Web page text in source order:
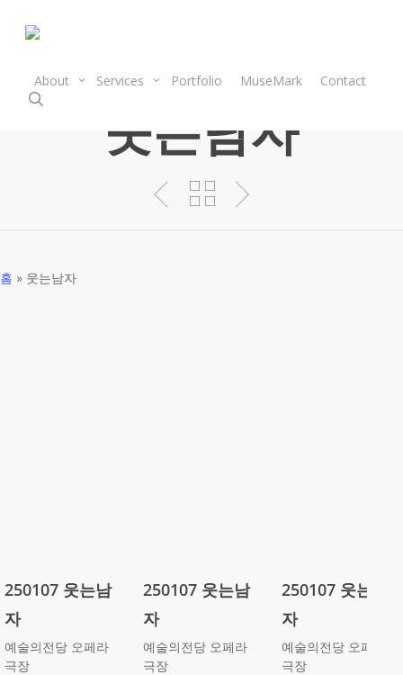
contentAbout Services Portfolio MuseMark Contact
웃는남자
홈 » 웃는남자
250107 웃는남
자
예술의전당 오페라
극장
250107 웃는남
자
예술의전당 오페라
극장
250107 웃는남
자
예술의전당 오페라
극장